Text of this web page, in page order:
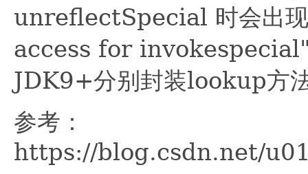
unreflectSpecial 时会出
access for invokespecial"
JDK9+分别封装lookup方
参考：
https://blog.csdn.net/